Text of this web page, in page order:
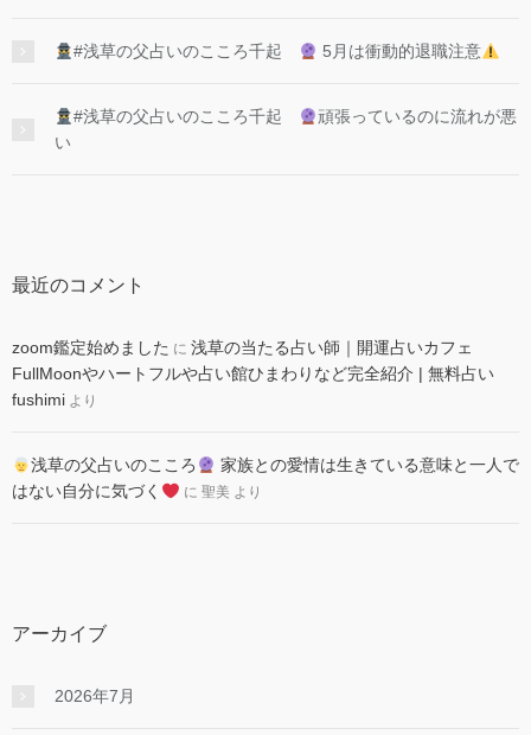
#浅草の父占いのこころ千起 5月は衝動的退職注意
#浅草の父占いのこころ千起
頑張っているのに流れが悪
い
最近のコメント
zoom鑑定始めました に 浅草の当たる占い師｜開運占いカフェ
FullMoonやハートフルや占い館ひまわりなど完全紹介 | 無料占い
fushimi より
浅草の父占いのこころ
家族との愛情は生きている意味と一人で
はない自分に気づく
に 聖美より
アーカイブ
2026年7月